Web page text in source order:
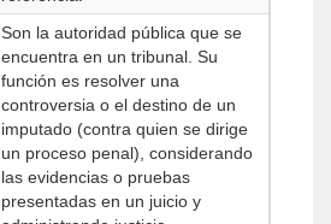
Son la autoridad pública que se
encuentra en un tribunal. Su
función es resolver una
controversia o el destino de un
imputado (contra quien se dirige
un proceso penal), considerando
las evidencias o pruebas
presentadas en un juicio y